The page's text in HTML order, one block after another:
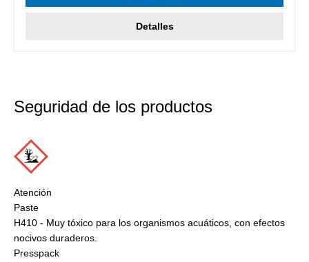
Detalles
Seguridad de los productos
Atención
Paste
H410 - Muy tóxico para los organismos acuáticos, con efectos
nocivos duraderos.
Presspack